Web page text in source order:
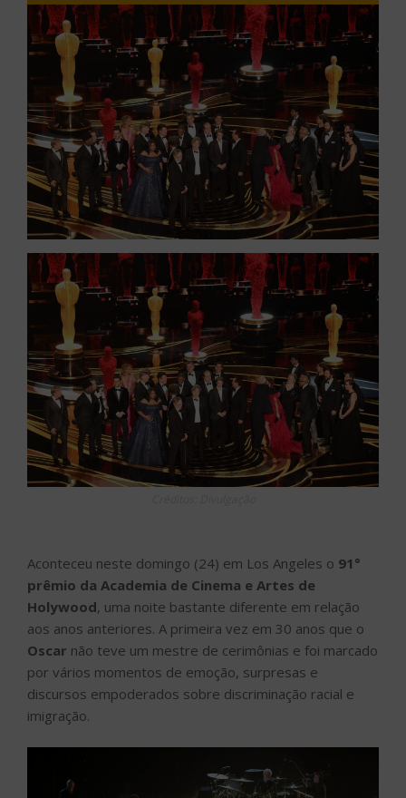
Aconteceu neste domingo (24) em Los Angeles o 91°
prêmio da Academia de Cinema e Artes de
Holywood, uma noite bastante diferente em relação
aos anos anteriores. A primeira vez em 30 anos que o
Oscar não teve um mestre de cerimônias e foi marcado
por vários momentos de emoção, surpresas e
discursos empoderados sobre discriminação racial e
imigração.